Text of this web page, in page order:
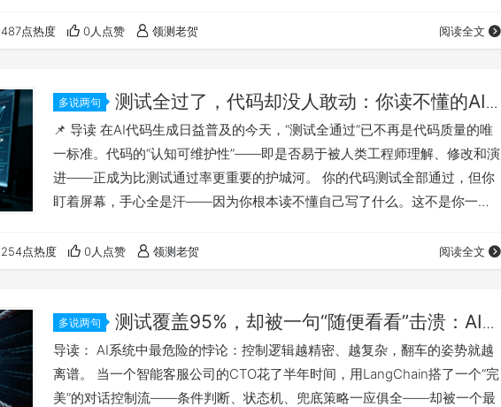
射。 其次，指出行业中存在一种"组织级合谋"：CTO需要技术先进性证明、
QA总监需要数据化业绩、项目经理需要投入回报证明，而覆盖率报告恰好是
487点热度 0人点赞 领测老贺 阅读全文
多说两句
测试全过了，代码却没人敢动：你读不懂的AI
代码，比写错的代码更危险
📌 导读 在AI代码生成日益普及的今天，“测试全通过”已不再是代码质量的唯
一标准。代码的“认知可维护性”——即是否易于被人类工程师理解、修改和演
进——正成为比测试通过率更重要的护城河。 你的代码测试全部通过，但你
盯着屏幕，手心全是汗——因为你根本读不懂自己写了什么。这不是你一个
有的认知危机。本文揭示一个令人不安的真相：统计模型生成的代码，通过
测试，却可能背叛逻辑。 凌晨两点，办公室里只剩陈默一个人。空调停了，
254点热度 0人点赞 领测老贺 阅读全文
多说两句
测试覆盖95%，却被一句“随便看看”击溃：AI系
统最隐蔽的故障源
导读： AI系统中最危险的悖论：控制逻辑越精密、越复杂，翻车的姿势就越
离谱。 当一个智能客服公司的CTO花了半年时间，用LangChain搭了一个“完
美”的对话控制流——条件判断、状态机、兜底策略一应俱全——却被一个最